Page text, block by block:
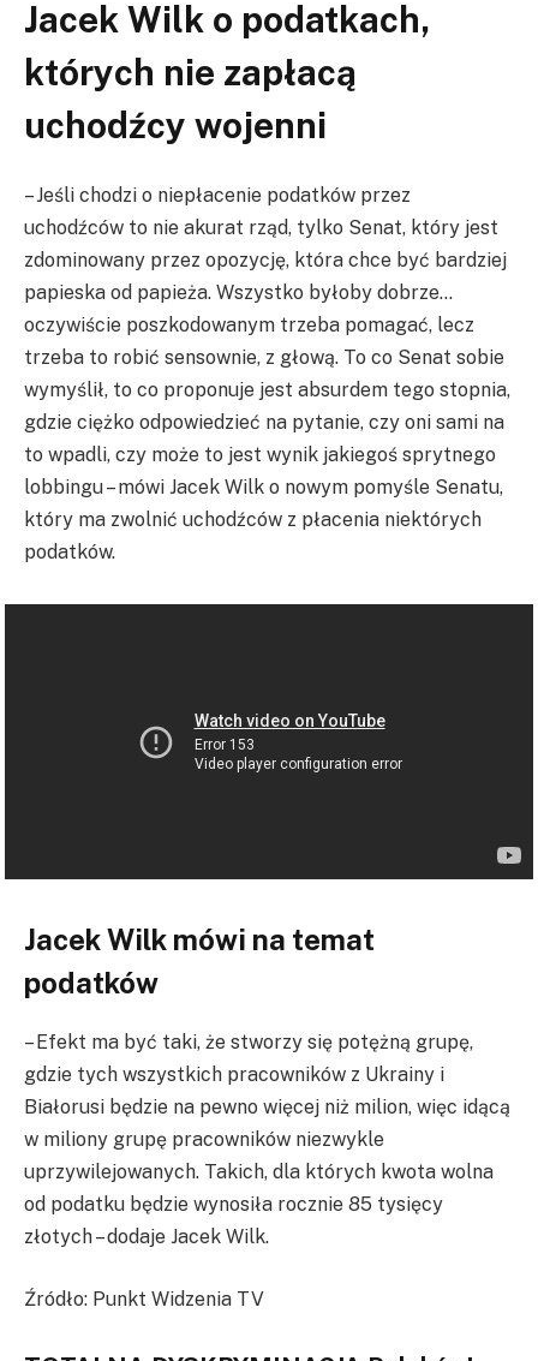
Jacek Wilk o podatkach,
których nie zapłacą
uchodźcy wojenni
– Jeśli chodzi o niepłacenie podatków przez
uchodźców to nie akurat rząd, tylko Senat, który jest
zdominowany przez opozycję, która chce być bardziej
papieska od papieża. Wszystko byłoby dobrze…
oczywiście poszkodowanym trzeba pomagać, lecz
trzeba to robić sensownie, z głową. To co Senat sobie
wymyślił, to co proponuje jest absurdem tego stopnia,
gdzie ciężko odpowiedzieć na pytanie, czy oni sami na
to wpadli, czy może to jest wynik jakiegoś sprytnego
lobbingu – mówi Jacek Wilk o nowym pomyśle Senatu,
który ma zwolnić uchodźców z płacenia niektórych
podatków.
Jacek Wilk mówi na temat
podatków
– Efekt ma być taki, że stworzy się potężną grupę,
gdzie tych wszystkich pracowników z Ukrainy i
Białorusi będzie na pewno więcej niż milion, więc idącą
w miliony grupę pracowników niezwykle
uprzywilejowanych. Takich, dla których kwota wolna
od podatku będzie wynosiła rocznie 85 tysięcy
złotych – dodaje Jacek Wilk.
Źródło: Punkt Widzenia TV